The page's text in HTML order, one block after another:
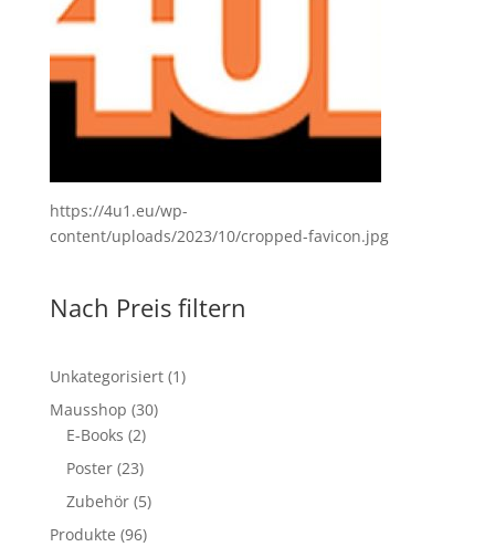
https://4u1.eu/wp-
content/uploads/2023/10/cropped-favicon.jpg
Nach Preis filtern
Unkategorisiert 11
Mausshop 3030
E-Books 22
Produkte
Poster 2323
Produkte
Zubehör 55
Produkte
Produkte 9696